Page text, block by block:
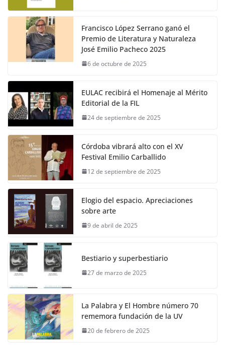
Francisco López Serrano ganó el
Premio de Literatura y Naturaleza
José Emilio Pacheco 2025
6 de octubre de 2025
EULAC recibirá el Homenaje al Mérito
Editorial de la FIL
24 de septiembre de 2025
Córdoba vibrará alto con el XV
Festival Emilio Carballido
12 de septiembre de 2025
Elogio del espacio. Apreciaciones
sobre arte
9 de abril de 2025
Bestiario y superbestiario
27 de marzo de 2025
La Palabra y El Hombre número 70
rememora fundación de la UV
20 de febrero de 2025